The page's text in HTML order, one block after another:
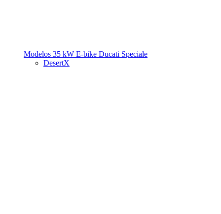
Modelos 35 kW E-bike Ducati Speciale
DesertX